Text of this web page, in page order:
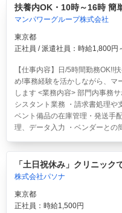
扶養内OK・10時～16時 簡
マンパワーグループ株式会社
東京都
正社員 / 派遣社員：時給1,800円
【仕事内容】日/5時間勤務OK!!
め!事務経験を活かしながら、マ
します <業務内容> 部門内事務
シスタント業務 ・請求書処理や
ベント備品の在庫管理・発送手
理、データ入力 ・ベンダーとの
「土日祝休み」クリニック
株式会社パソナ
東京都
正社員：時給1,500円